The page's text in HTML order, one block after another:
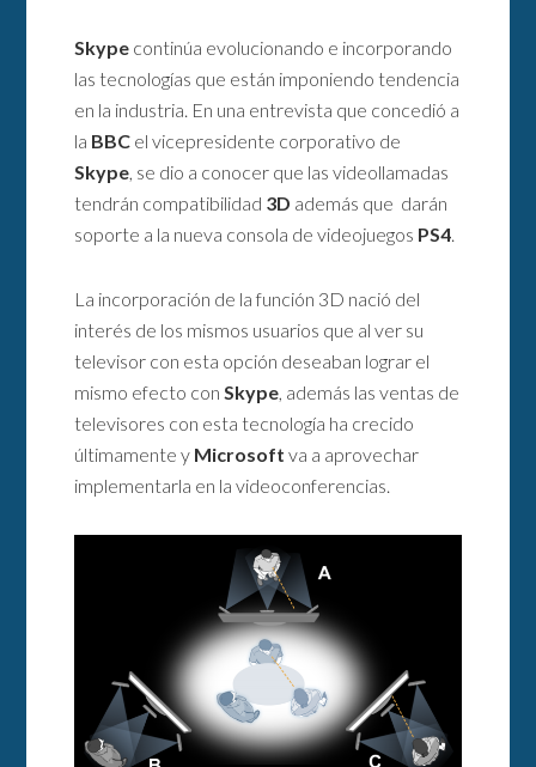
Skype continúa evolucionando e incorporando
las tecnologías que están imponiendo tendencia
en la industria. En una entrevista que concedió a
la BBC el vicepresidente corporativo de
Skype, se dio a conocer que las videollamadas
tendrán compatibilidad 3D además que darán
soporte a la nueva consola de videojuegos PS4.
La incorporación de la función 3D nació del
interés de los mismos usuarios que al ver su
televisor con esta opción deseaban lograr el
mismo efecto conSkype, además las ventas de
televisores con esta tecnología ha crecido
últimamente y Microsoft va a aprovechar
implementarla en la videoconferencias.